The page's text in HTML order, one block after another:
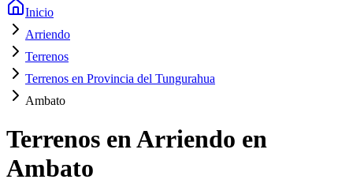
Inicio
Arriendo
Terrenos
Terrenos en Provincia del Tungurahua
Ambato
Terrenos en Arriendo en
Ambato